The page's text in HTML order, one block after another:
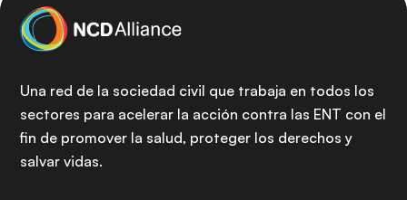
Una red de la sociedad civil que trabaja en todos los
sectores para acelerar la acción contra las ENT con el
fin de promover la salud, proteger los derechos y
salvar vidas.